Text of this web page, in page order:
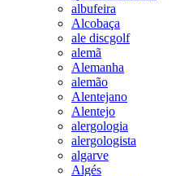
albufeira
Alcobaça
ale discgolf
alemã
Alemanha
alemão
Alentejano
Alentejo
alergologia
alergologista
algarve
Algés